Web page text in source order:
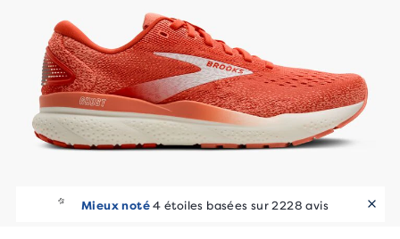
Mieux noté4 étoiles basées sur 2228 avis